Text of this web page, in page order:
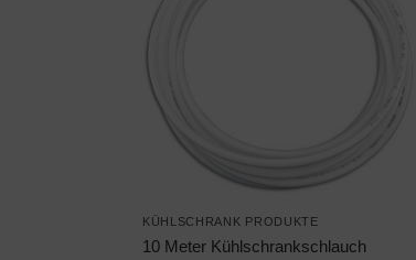
KÜHLSCHRANK PRODUKTE
10 Meter Kühlschrankschlauch